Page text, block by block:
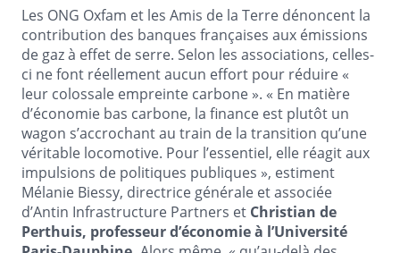
Les ONG Oxfam et les Amis de la Terre dénoncent la
contribution des banques françaises aux émissions
de gaz à effet de serre. Selon les associations, celles-
ci ne font réellement aucun effort pour réduire «
leur colossale empreinte carbone ». « En matière
d’économie bas carbone, la finance est plutôt un
wagon s’accrochant au train de la transition qu’une
véritable locomotive. Pour l’essentiel, elle réagit aux
impulsions de politiques publiques », estiment
Mélanie Biessy, directrice générale et associée
d’Antin Infrastructure Partners et Christian de
Perthuis, professeur d’économie à l’Université